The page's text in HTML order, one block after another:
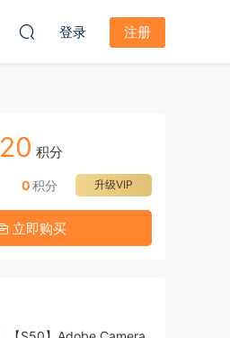
登录 注册
20 积分
升级VIP
0积分
立即购买